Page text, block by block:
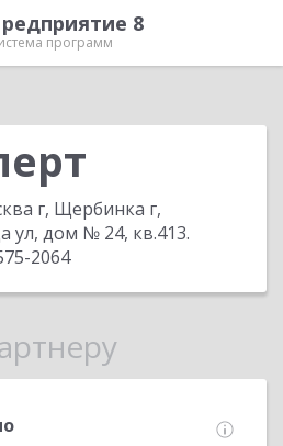
8
программ
г, Щербинка г,
ул, дом № 24, кв.413.
2064